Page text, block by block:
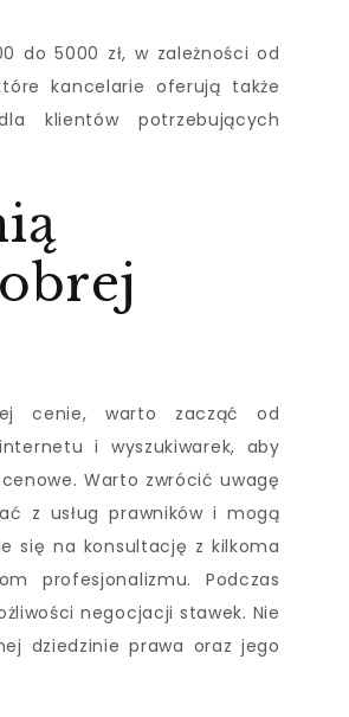
do 5000 zł, w zależności od
kancelarie oferują także
klientów potrzebujących
cenie, warto zacząć od
i wyszukiwarek, aby
Warto zwrócić uwagę
z usług prawników i mogą
się na konsultację z kilkoma
profesjonalizmu. Podczas
negocjacji stawek. Nie
dziedzinie prawa oraz jego